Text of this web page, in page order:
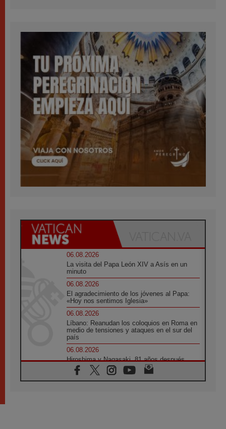
06.08.2026
La visita del Papa León XIV a Asís en un
minuto
06.08.2026
El agradecimiento de los jóvenes al Papa:
«Hoy nos sentimos Iglesia»
06.08.2026
Líbano: Reanudan los coloquios en Roma en
medio de tensiones y ataques en el sur del
país
06.08.2026
Hiroshima y Nagasaki, 81 años después.
Comienzan "Diez Días Oración por la Paz"
06.08.2026